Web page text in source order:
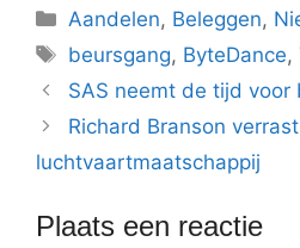
Categorieën
Aandelen, Beleggen,
Tags
beursgang, ByteDance,
SAS neemt de tijd voor
Richard Branson
luchtvaartmaatschappij
Plaats een reactie